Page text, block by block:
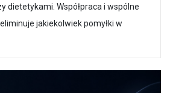
dietetykami. Współpraca i wspólne
jakiekolwiek pomyłki w